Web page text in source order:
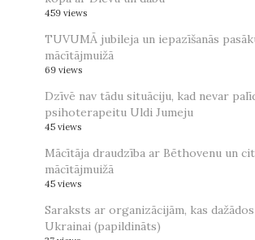
459 views
TUVUMĀ jubileja un iepazīšanās
mācītājmuižā
69 views
Dzīvē nav tādu situāciju, kad nevar
psihoterapeitu Uldi Jumeju
45 views
Mācītāja draudzība ar Bēthovenu un
mācītājmuižā
45 views
Saraksts ar organizācijām, kas
Ukrainai (papildināts)